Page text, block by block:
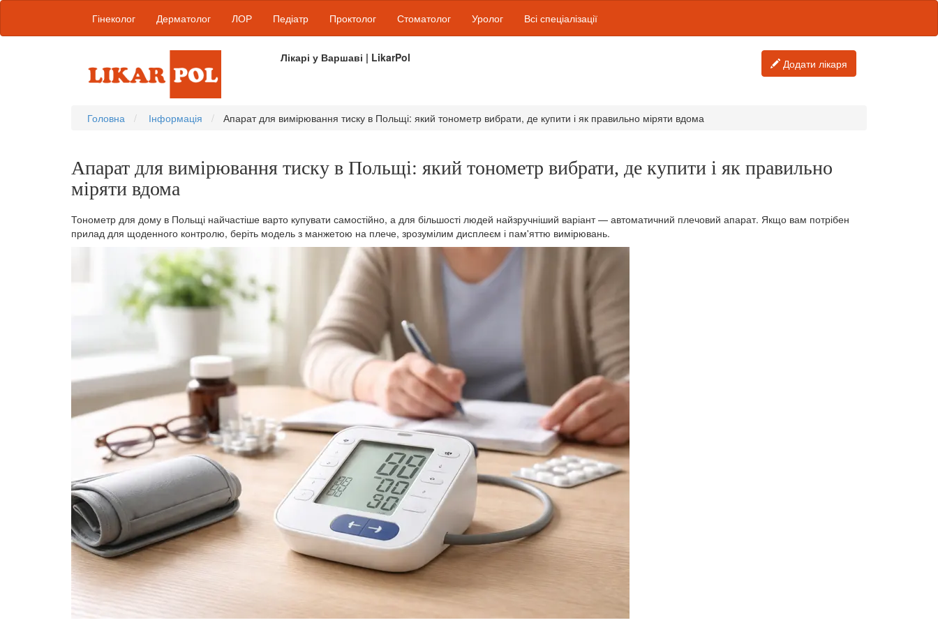
Гінеколог Дерматолог ЛОР Педіатр Проктолог Стоматолог Уролог Всі спеціалізації
Лікарі у Варшаві | LikarPol Додати лікаря
Головна Інформація Апарат для вимірювання тиску в Польщі: який тонометр вибрати, де купити і як правильно міряти вдома
Апарат для вимірювання тиску в Польщі: який тонометр вибрати, де купити і як правильно
міряти вдома
Тонометр для дому в Польщі найчастіше варто купувати самостійно, а для більшості людей найзручніший варіант — автоматичний плечовий апарат. Якщо вам потрібен
прилад для щоденного контролю, беріть модель з манжетою на плече, зрозумілим дисплеєм і пам'яттю вимірювань.